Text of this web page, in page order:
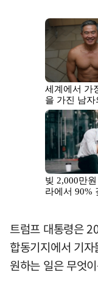
트럼프 대통령은
합동기지에서 기
원하는 일은 무엇